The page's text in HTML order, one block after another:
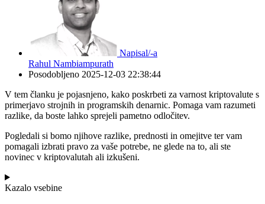
Napisal/-a
Rahul Nambiampurath
Posodobljeno 2025-12-03 22:38:44
V tem članku je pojasnjeno, kako poskrbeti za varnost kriptovalute s
primerjavo strojnih in programskih denarnic. Pomaga vam razumeti
razlike, da boste lahko sprejeli pametno odločitev.
Pogledali si bomo njihove razlike, prednosti in omejitve ter vam
pomagali izbrati pravo za vaše potrebe, ne glede na to, ali ste
novinec v kriptovalutah ali izkušeni.
Kazalo vsebine